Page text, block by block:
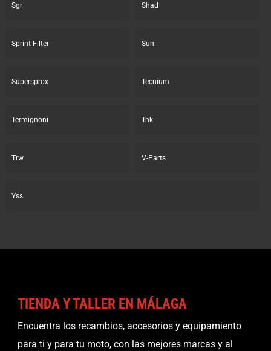
Sgr Shad
Sprint Filter Sun
Supersprox Tecnium
Termignoni Tnk
Trw V-Parts
Yss
TIENDA Y TALLER EN MÁLAGA
Encuentra los recambios, accesorios y equipamiento
para ti y para tu moto, con las mejores marcas y al